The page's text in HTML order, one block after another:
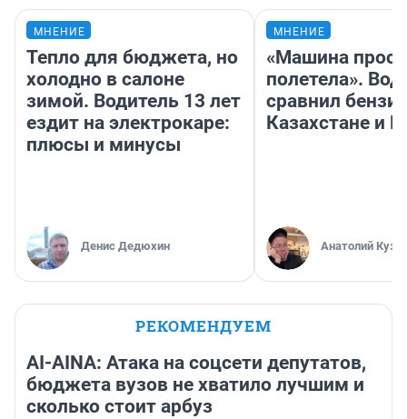
МНЕНИЕ
Тепло для бюджета, но
холодно в салоне
зимой. Водитель 13 лет
ездит на электрокаре:
плюсы и минусы
Денис Дедюхин
МНЕНИЕ
«Машина
полетела».
сравнил
Казахстане и
Анатолий
РЕКОМЕНДУЕМ
AI-AINA: Атака на соцсети депутатов,
бюджета вузов не хватило лучшим и
сколько стоит арбуз